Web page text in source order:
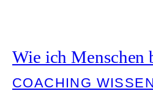
Wie ich Menschen
COACHING